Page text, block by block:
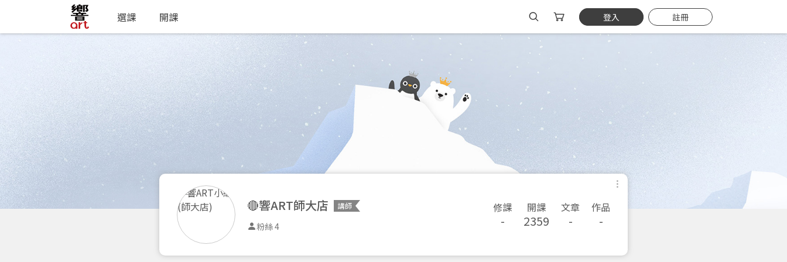
選課 開課 登入 註冊
🔴響ART師大店 講師
粉絲 4
修課
-
開課
2359
文章
-
作品
-